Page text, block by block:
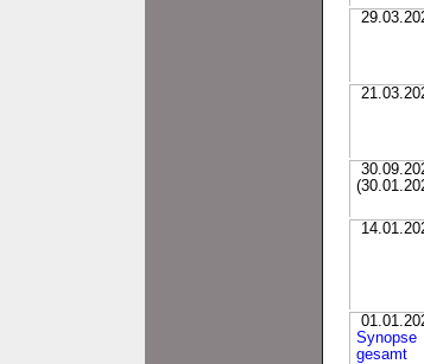
Synopse
gesamt